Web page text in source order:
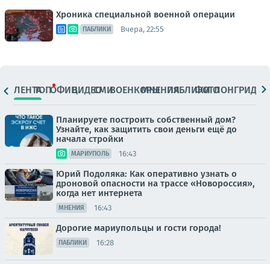
Хроника специальной военной операции
ПАБЛИКИ Вчера, 22:55
ЛЕНТАТОПОФИЦ.ВИДЕОСМИВОЕНКОРЫМНЕНИЯПАБЛИКИ
ФОТОЛОНГРИДЫ
Планируете построить собственный дом?
Узнайте, как защитить свои деньги ещё до
начала стройки
МАРИУПОЛЬ 16:43
Юрий Подоляка: Как оперативно узнать о
дроновой опасности на трассе «Новороссия»,
когда нет интернета
МНЕНИЯ 16:43
Дорогие мариупольцы и гости города!
ПАБЛИКИ 16:28